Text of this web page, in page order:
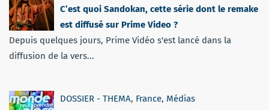
C’est quoi Sandokan, cette série dont le remake
est diffusé sur Prime Video ?
Depuis quelques jours, Prime Vidéo s'est lancé dans la
diffusion de la vers...
DOSSIER - THEMA, France, Médias